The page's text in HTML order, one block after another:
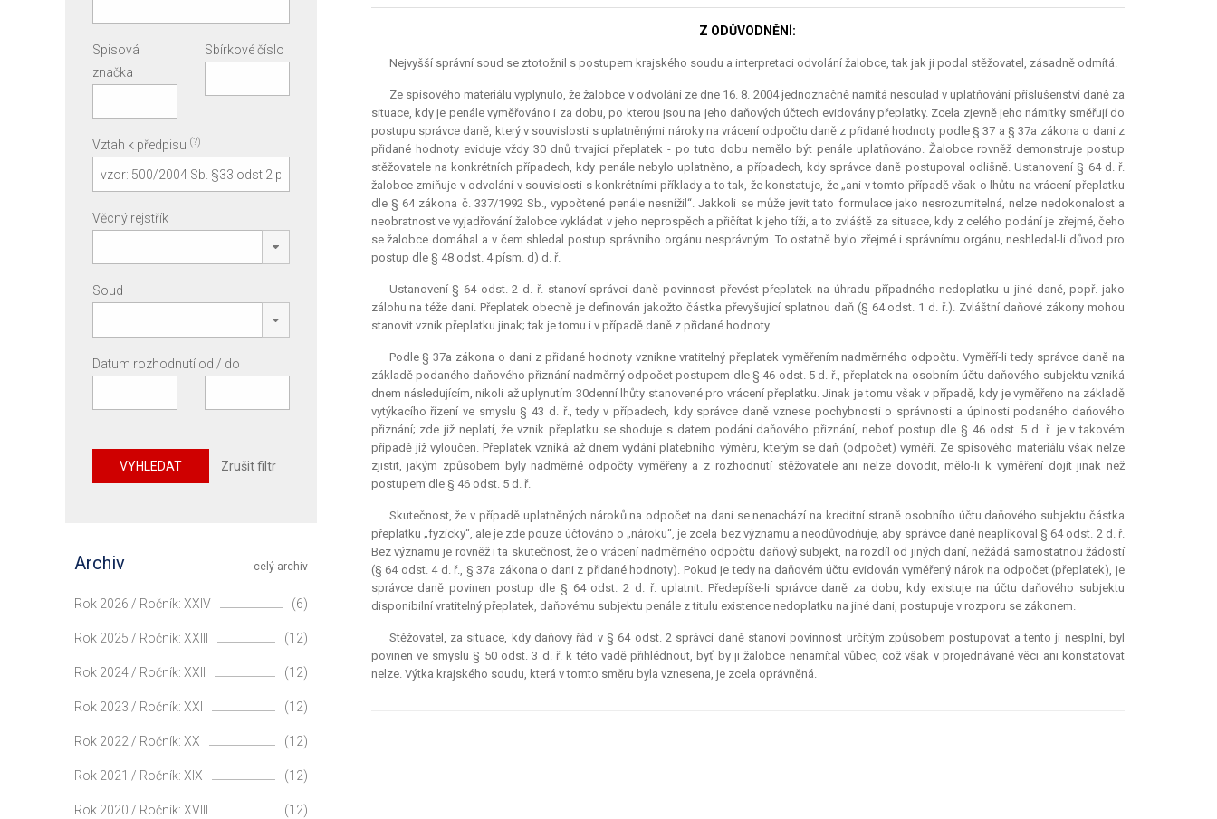
Z ODŮVODNĚNÍ:
Nejvyšší správní soud se ztotožnil s postupem krajského soudu a interpretaci odvolání žalobce, tak jak ji podal stěžovatel, zásadně odmítá.
Ze spisového materiálu vyplynulo, že žalobce v odvolání ze dne 16. 8. 2004 jednoznačně namítá nesoulad v uplatňování příslušenství daně za
situace, kdy je penále vyměřováno i za dobu, po kterou jsou na jeho daňových účtech evidovány přeplatky. Zcela zjevně jeho námitky směřují do
postupu správce daně, který v souvislosti s uplatněnými nároky na vrácení odpočtu daně z přidané hodnoty podle § 37 a § 37a zákona o dani z
přidané hodnoty eviduje vždy 30 dnů trvající přeplatek - po tuto dobu nemělo být penále uplatňováno. Žalobce rovněž demonstruje postup
stěžovatele na konkrétních případech, kdy penále nebylo uplatněno, a případech, kdy správce daně postupoval odlišně. Ustanovení § 64 d. ř.
žalobce zmiňuje v odvolání v souvislosti s konkrétními příklady a to tak, že konstatuje, že „ani v tomto případě však o lhůtu na vrácení přeplatku
dle § 64 zákona č. 337/1992 Sb., vypočtené penále nesnížil“. Jakkoli se může jevit tato formulace jako nesrozumitelná, nelze nedokonalost a
neobratnost ve vyjadřování žalobce vykládat v jeho neprospěch a přičítat k jeho tíži, a to zvláště za situace, kdy z celého podání je zřejmé, čeho
se žalobce domáhal a v čem shledal postup správního orgánu nesprávným. To ostatně bylo zřejmé i správnímu orgánu, neshledal-li důvod pro
postup dle § 48 odst. 4 písm. d) d. ř.
Ustanovení § 64 odst. 2 d. ř. stanoví správci daně povinnost převést přeplatek na úhradu případného nedoplatku u jiné daně, popř. jako
zálohu na téže dani. Přeplatek obecně je definován jakožto částka převyšující splatnou daň (§ 64 odst. 1 d. ř.). Zvláštní daňové zákony mohou
stanovit vznik přeplatku jinak; tak je tomu i v případě daně z přidané hodnoty.
Podle § 37a zákona o dani z přidané hodnoty vznikne vratitelný přeplatek vyměřením nadměrného odpočtu. Vyměří-li tedy správce daně na
základě podaného daňového přiznání nadměrný odpočet postupem dle § 46 odst. 5 d. ř., přeplatek na osobním účtu daňového subjektu vzniká
dnem následujícím, nikoli až uplynutím 30denní lhůty stanovené pro vrácení přeplatku. Jinak je tomu však v případě, kdy je vyměřeno na základě
vytýkacího řízení ve smyslu § 43 d. ř., tedy v případech, kdy správce daně vznese pochybnosti o správnosti a úplnosti podaného daňového
přiznání; zde již neplatí, že vznik přeplatku se shoduje s datem podání daňového přiznání, neboť postup dle § 46 odst. 5 d. ř. je v takovém
případě již vyloučen. Přeplatek vzniká až dnem vydání platebního výměru, kterým se daň (odpočet) vyměří. Ze spisového materiálu však nelze
zjistit, jakým způsobem byly nadměrné odpočty vyměřeny a z rozhodnutí stěžovatele ani nelze dovodit, mělo-li k vyměření dojít jinak než
postupem dle § 46 odst. 5 d. ř.
Skutečnost, že v případě uplatněných nároků na odpočet na dani se nenachází na kreditní straně osobního účtu daňového subjektu částka
přeplatku „fyzicky“, ale je zde pouze účtováno o „nároku“, je zcela bez významu a neodůvodňuje, aby správce daně neaplikoval § 64 odst. 2 d. ř.
Bez významu je rovněž i ta skutečnost, že o vrácení nadměrného odpočtu daňový subjekt, na rozdíl od jiných daní, nežádá samostatnou žádostí
(§ 64 odst. 4 d. ř., § 37a zákona o dani z přidané hodnoty). Pokud je tedy na daňovém účtu evidován vyměřený nárok na odpočet (přeplatek), je
správce daně povinen postup dle § 64 odst. 2 d. ř. uplatnit. Předepíše-li správce daně za dobu, kdy existuje na účtu daňového subjektu
disponibilní vratitelný přeplatek, daňovému subjektu penále z titulu existence nedoplatku na jiné dani, postupuje v rozporu se zákonem.
Stěžovatel, za situace, kdy daňový řád v § 64 odst. 2 správci daně stanoví povinnost určitým způsobem postupovat a tento ji nesplní, byl
povinen ve smyslu § 50 odst. 3 d. ř. k této vadě přihlédnout, byť by ji žalobce nenamítal vůbec, což však v projednávané věci ani konstatovat
nelze. Výtka krajského soudu, která v tomto směru byla vznesena, je zcela oprávněná.
Spisová
značka
Sbírkové číslo
Vztah k předpisu (?)
Věcný rejstřík
Soud
Datum rozhodnutí od / do
VYHLEDAT Zrušit filtr
celý archiv
Archiv
Rok 2026 / Ročník: XXIV (6)
Rok 2025 / Ročník: XXIII (12)
Rok 2024 / Ročník: XXII (12)
Rok 2023 / Ročník: XXI (12)
Rok 2022 / Ročník: XX (12)
Rok 2021 / Ročník: XIX (12)
Rok 2020 / Ročník: XVIII (12)